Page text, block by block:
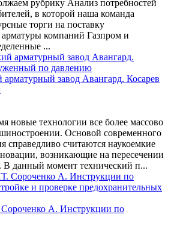
рубрику Анализ потребностей
в которой наша команда
торги на поставку
компаний Газпром и
...
арматурный завод Авангард. Косарев
новые технологии все более массово
Основой современного
справедливо считаются наукоемкие
возникающие на пересечении
В данный момент технический п...
А. Инструкции по